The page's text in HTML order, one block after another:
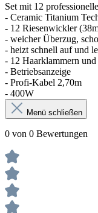
Set mit 12
- Ceramic Titanium
- 12 Riesenwickler
- weicher Überzug,
- heizt schnell auf und
- 12 Haarklammern
- Betriebsanzeige
- Profi-Kabel 2,70m
- 400W
Menü schließen
0 von 0 Bewertungen